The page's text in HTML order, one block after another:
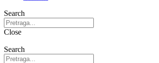
Search
Close
Search